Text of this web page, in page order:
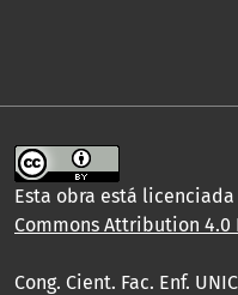
Esta obra está
Commons Attribution
Cong. Cient. Fac. Enf.